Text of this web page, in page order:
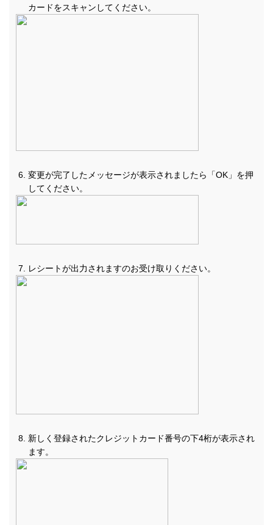
カードをスキャンしてください。
変更が完了したメッセージが表示されましたら「OK」を押
してください。
レシートが出力されますのお受け取りください。
新しく登録されたクレジットカード番号の下4桁が表示され
ます。